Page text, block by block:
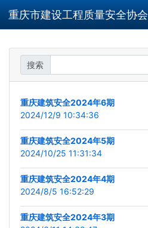
重庆市建设工程质量安全协会
搜索
重庆建筑安全2024年6期
2024/12/9 10:34:36
重庆建筑安全2024年5期
2024/10/25 11:31:34
重庆建筑安全2024年4期
2024/8/5 16:52:29
重庆建筑安全2024年3期